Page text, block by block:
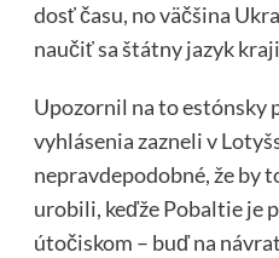
dosť času, no väčšina
naučiť sa štátny jazyk
Upozornil na to estónsky
vyhlásenia zazneli v
nepravdepodobné, že by
urobili, keďže Pobaltie je
útočiskom – buď na